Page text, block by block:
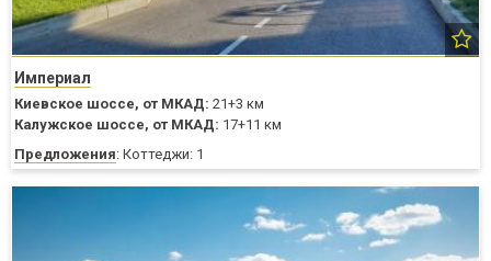
Империал
Киевское шоссе, от МКАД: 21+3 км
Калужское шоссе, от МКАД: 17+11 км
Предложения: Коттеджи: 1